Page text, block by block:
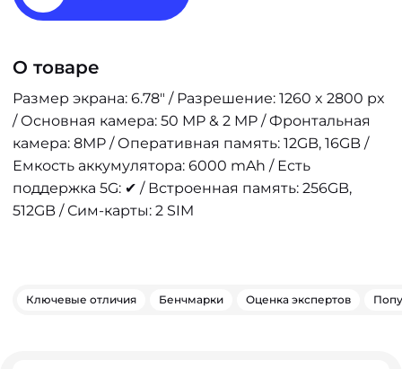
О товаре
Размер экрана: 6.78" / Разрешение: 1260 x 2800 px
/ Основная камера: 50 MP & 2 MP / Фронтальная
камера: 8MP / Оперативная память: 12GB, 16GB /
Емкость аккумулятора: 6000 mAh / Есть
поддержка 5G: ✔ / Встроенная память: 256GB,
512GB / Сим-карты: 2 SIM
Ключевые отличия Бенчмарки Оценка экспертов